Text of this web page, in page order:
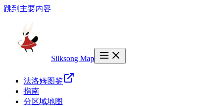
跳到主要内容
Silksong Map
法洛姆图鉴
指南
分区域地图